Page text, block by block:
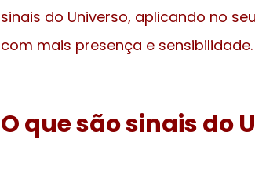
sinais do Universo, aplicando no
com mais presença e sensibilidade.
O que são sinais do